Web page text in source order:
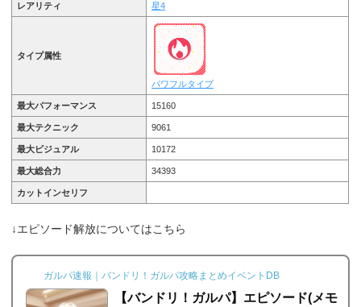
レアリティ 星4
タイプ属性
パワフルタイプ
最大パフォーマンス 15160
最大テクニック 9061
最大ビジュアル 10172
最大総合力 34393
カットインセリフ
↓エピソード解放についてはこちら
ガルパ速報｜バンドリ！ガルパ攻略まとめイベントDB
【バンドリ！ガルパ】エピソード(メモ